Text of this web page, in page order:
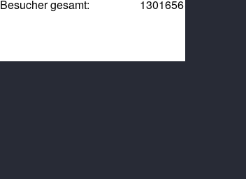
1301656
Besucher gesamt: